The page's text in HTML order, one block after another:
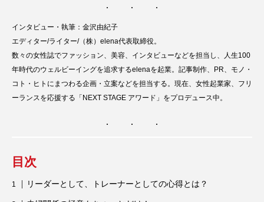
インタビュー・執筆：金沢由紀子
エディター/ライター/（株）elena代表取締役。
数々の女性誌でファッション、美容、インタビューなどを担当し、人生100
年時代のウェルビーイングを追求するelenaを起業。記事制作、PR、モノ・
コト・ヒトにまつわる企画・立案などを担当する。現在、女性起業家、フリ
ーランスを応援する「NEXT STAGE アワード」をプロデュース中。
目次
リーダーとして、トレーナーとしての心得とは？